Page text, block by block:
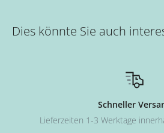
Dies könnte Sie auch
Schneller
Lieferzeiten 1-3 Werktage